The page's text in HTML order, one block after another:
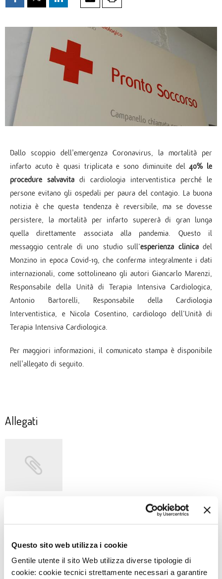
Questo sito web utilizza i cookie
Gentile utente il sito Web utilizza diverse tipologie di
cookie: cookie tecnici strettamente necessari a garantire
Dallo scoppio dell'emergenza Coronavirus, la mortalità per
infarto acuto è quasi triplicata e sono diminuite del 40% le
procedure salvavita di cardiologia interventistica perché le
persone evitano gli ospedali per paura del contagio. La buona
notizia è che questa tendenza è reversibile, ma se dovesse
persistere, la mortalità per infarto supererà di gran lunga
quella direttamente associata alla pandemia. Questo il
messaggio centrale di uno studio sull’esperienza clinicadel
Monzino in epoca Covid-19, che conferma integralmente i dati
internazionali, come sottolineano gli autori Giancarlo Marenzi,
Responsabile della Unità di Terapia Intensiva Cardiologica,
Antonio Bartorelli, Responsabile della Cardiologia
Interventistica, e Nicola Cosentino, cardiologo dell’Unità di
Terapia Intensiva Cardiologica.
Per maggiori informazioni, il comunicato stampa è disponibile
nell'allegato di seguito.
Allegati
NEWS